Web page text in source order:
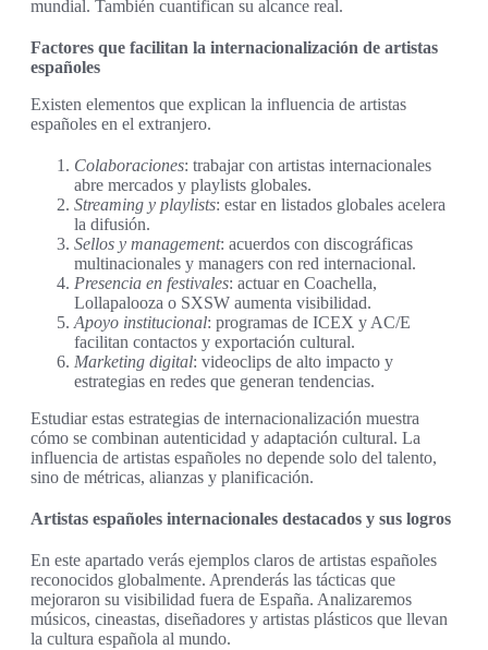
mundial. También cuantifican su alcance real.
Factores que facilitan la internacionalización de artistas
españoles
Existen elementos que explican la influencia de artistas
españoles en el extranjero.
Colaboraciones: trabajar con artistas internacionales
abre mercados y playlists globales.
Streaming y playlists: estar en listados globales acelera
la difusión.
Sellos y management: acuerdos con discográficas
multinacionales y managers con red internacional.
Presencia en festivales: actuar en Coachella,
Lollapalooza o SXSW aumenta visibilidad.
Apoyo institucional: programas de ICEX y AC/E
facilitan contactos y exportación cultural.
Marketing digital: videoclips de alto impacto y
estrategias en redes que generan tendencias.
Estudiar estas estrategias de internacionalización muestra
cómo se combinan autenticidad y adaptación cultural. La
influencia de artistas españoles no depende solo del talento,
sino de métricas, alianzas y planificación.
Artistas españoles internacionales destacados y sus logros
En este apartado verás ejemplos claros de artistas españoles
reconocidos globalmente. Aprenderás las tácticas que
mejoraron su visibilidad fuera de España. Analizaremos
músicos, cineastas, diseñadores y artistas plásticos que llevan
la cultura española al mundo.